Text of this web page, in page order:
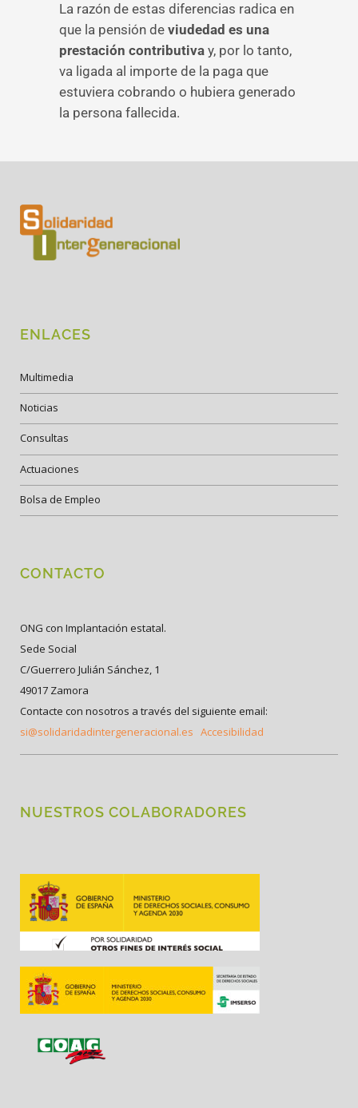
La razón de estas diferencias radica en
que la pensión de viudedad es una
prestación contributiva y, por lo tanto,
va ligada al importe de la paga que
estuviera cobrando o hubiera generado
la persona fallecida.
ENLACES
Multimedia
Noticias
Consultas
Actuaciones
Bolsa de Empleo
CONTACTO
ONG con Implantación estatal.
Sede Social
C/Guerrero Julián Sánchez, 1
49017 Zamora
Contacte con nosotros a través del siguiente email:
si@solidaridadintergeneracional.es Accesibilidad
NUESTROS COLABORADORES